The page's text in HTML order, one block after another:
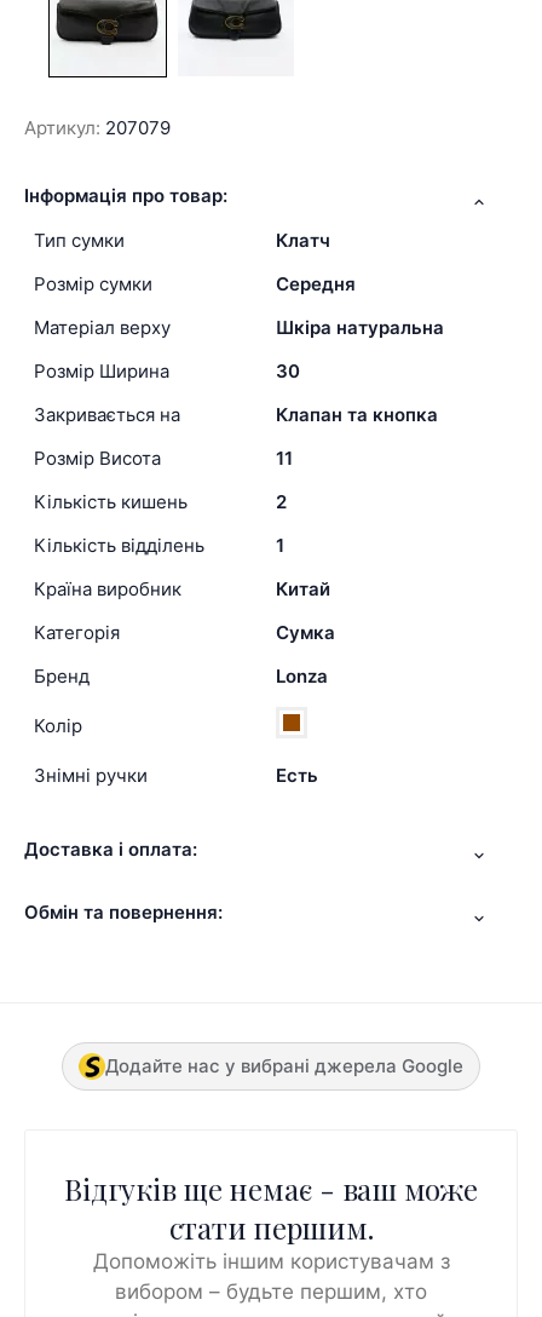
Артикул: 207079
Інформація про товар:
Тип сумки
Клатч
Розмір сумки
Середня
Матеріал верху
Шкіра натуральна
Розмір Ширина
30
Закривається на
Клапан та кнопка
Розмір Висота
11
Кількість кишень
2
Кількість відділень
1
Країна виробник
Китай
Категорія
Сумка
Бренд
Lonza
Колір
Знімні ручки Есть
Доставка і оплата:
Обмін та повернення:
Додайте нас у вибрані джерела Google
Відгуків ще немає - ваш може
стати першим.
Допоможіть іншим користувачам з
вибором – будьте першим, хто